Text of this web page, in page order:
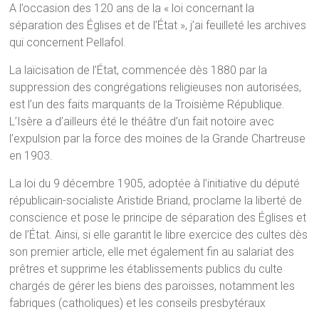
A l’occasion des 120 ans de la « loi concernant la
séparation des Églises et de l’État », j’ai feuilleté les archives
qui concernent Pellafol.
La laïcisation de l’État, commencée dès 1880 par la
suppression des congrégations religieuses non autorisées,
est l’un des faits marquants de la Troisième République.
L’Isère a d’ailleurs été le théâtre d’un fait notoire avec
l’expulsion par la force des moines de la Grande Chartreuse
en 1903.
La loi du 9 décembre 1905, adoptée à l’initiative du député
républicain-socialiste Aristide Briand, proclame la liberté de
conscience et pose le principe de séparation des Églises et
de l’État. Ainsi, si elle garantit le libre exercice des cultes dès
son premier article, elle met également fin au salariat des
prêtres et supprime les établissements publics du culte
chargés de gérer les biens des paroisses, notamment les
fabriques (catholiques) et les conseils presbytéraux